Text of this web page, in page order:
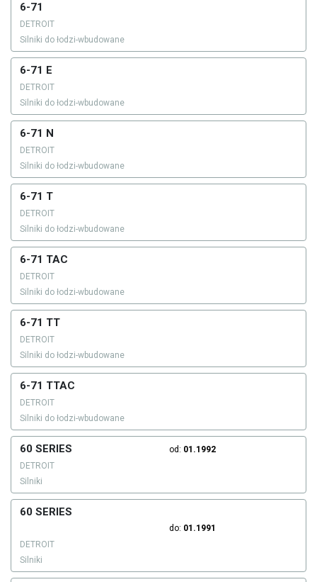
6-71
DETROIT
Silniki do łodzi-wbudowane
6-71 E
DETROIT
Silniki do łodzi-wbudowane
6-71 N
DETROIT
Silniki do łodzi-wbudowane
6-71 T
DETROIT
Silniki do łodzi-wbudowane
6-71 TAC
DETROIT
Silniki do łodzi-wbudowane
6-71 TT
DETROIT
Silniki do łodzi-wbudowane
6-71 TTAC
DETROIT
Silniki do łodzi-wbudowane
60 SERIES od: 01.1992
DETROIT
Silniki
60 SERIES
do: 01.1991
DETROIT
Silniki